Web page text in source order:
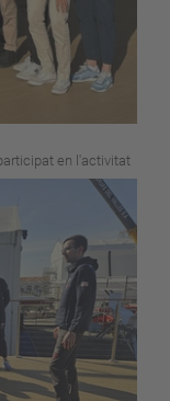
en l'activitat